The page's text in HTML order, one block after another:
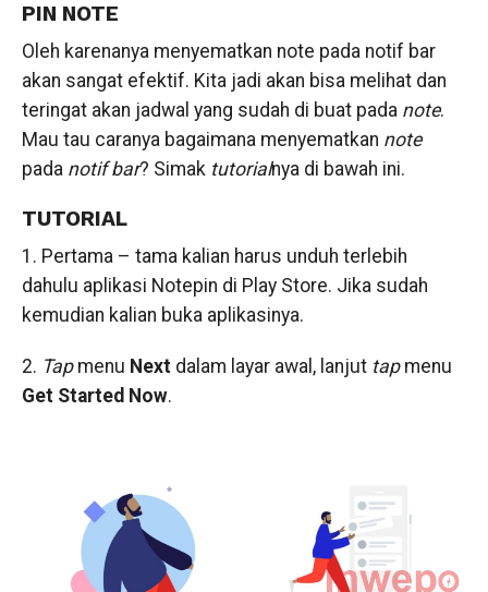
PIN NOTE
Oleh karenanya menyematkan note pada notif bar
akan sangat efektif. Kita jadi akan bisa melihat dan
teringat akan jadwal yang sudah di buat pada note.
Mau tau caranya bagaimana menyematkan note
pada notif bar? Simak tutorialnya di bawah ini.
TUTORIAL
1. Pertama – tama kalian harus unduh terlebih
dahulu aplikasi Notepin di Play Store. Jika sudah
kemudian kalian buka aplikasinya.
2. Tapmenu Nextdalam layar awal, lanjut tapmenu
Get Started Now.